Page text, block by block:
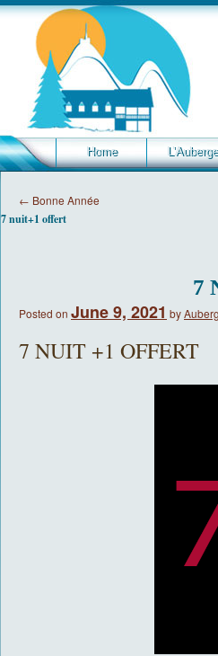
Home
L’Auberge
7 nuit+1 offert
← Bonne Année
7
Posted on June 9, 2021 by
7 NUIT +1 OFFERT